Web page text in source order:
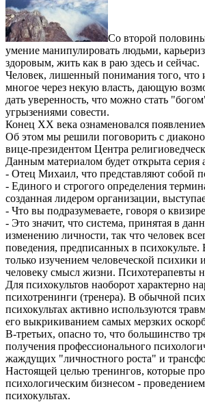
Со второй
умение манипулировать людьми,
здоровым, жить как в раю здесь и сейчас.
Человек, лишенный понимания того, что
многое через некую власть, дающую
дать уверенность, что можно стать
угрызениями совести.
Конец ХХ века ознаменовался
Об этом мы решили поговорить с
вице-президентом Центра
Данным материалом будет открыта
- Отец Михаил, что представляют собой
- Единого и строгого определения
созданная лидером организации,
- Что вы подразумеваете, говоря о
- Это значит, что система, принятая в
изменению личности, так что человек
поведения, предписанных в
только изучением человеческой
человеку смысл жизни. Психотерапевты
Для психокультов наоборот характерно
психотренинги (тренера). В обычной
психокультах активно используются
его выкрикиванием самых мерзких
В-третьих, опасно то, что большинство
получения профессионального
жаждущих "личностного роста" и
Настоящей целью тренингов, которые
психологическим бизнесом -
психокультах.